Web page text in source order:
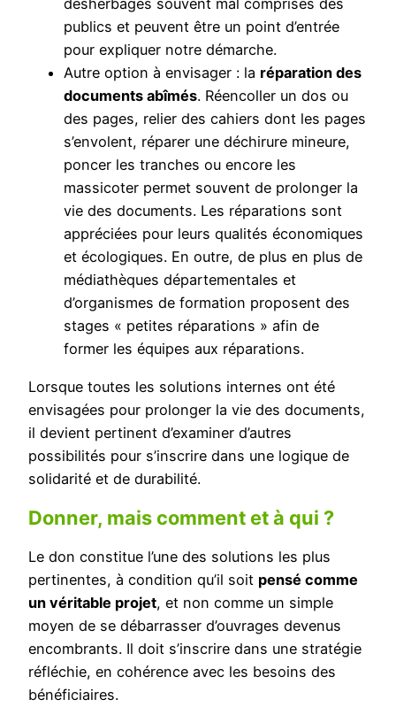
désherbages souvent mal comprises des
publics et peuvent être un point d’entrée
pour expliquer notre démarche.
Autre option à envisager : la réparation des
documents abîmés. Réencoller un dos ou
des pages, relier des cahiers dont les pages
s’envolent, réparer une déchirure mineure,
poncer les tranches ou encore les
massicoter permet souvent de prolonger la
vie des documents. Les réparations sont
appréciées pour leurs qualités économiques
et écologiques. En outre, de plus en plus de
médiathèques départementales et
d’organismes de formation proposent des
stages « petites réparations » afin de
former les équipes aux réparations.
Lorsque toutes les solutions internes ont été
envisagées pour prolonger la vie des documents,
il devient pertinent d’examiner d’autres
possibilités pour s’inscrire dans une logique de
solidarité et de durabilité.
Donner, mais comment et à qui ?
Le don constitue l’une des solutions les plus
pertinentes, à condition qu’il soit pensé comme
un véritable projet, et non comme un simple
moyen de se débarrasser d’ouvrages devenus
encombrants. Il doit s’inscrire dans une stratégie
réfléchie, en cohérence avec les besoins des
bénéficiaires.